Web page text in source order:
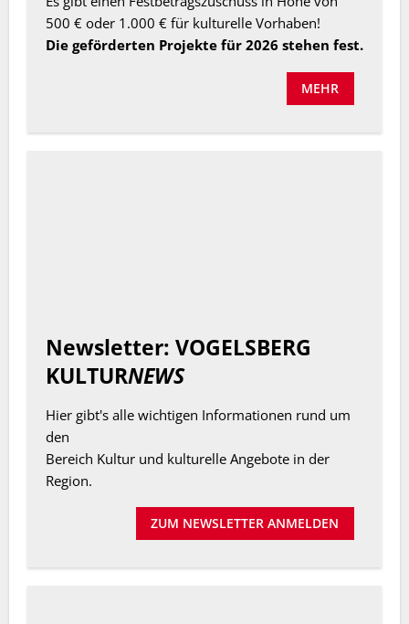
500 € oder 1.000 € für kulturelle Vorhaben!
Die geförderten Projekte für 2026 stehen fest.
MEHR
Newsletter: VOGELSBERG
KULTURNEWS
Hier gibt's alle wichtigen Informationen rund um
den
Bereich Kultur und kulturelle Angebote in der
Region.
ZUM NEWSLETTER ANMELDEN